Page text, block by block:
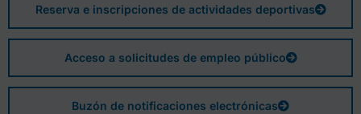
Reserva e inscripciones de actividades deportivas
Acceso a solicitudes de empleo público
Buzón de notificaciones electrónicas